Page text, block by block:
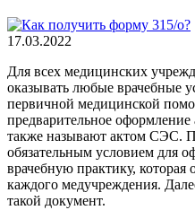
17.03.2022
Для всех медицинских
оказывать любые врачебные
первичной медицинской
предварительное оформление
также называют актом СЭС.
обязательным условием для
врачебную практику, которая
каждого медучреждения.
такой документ.